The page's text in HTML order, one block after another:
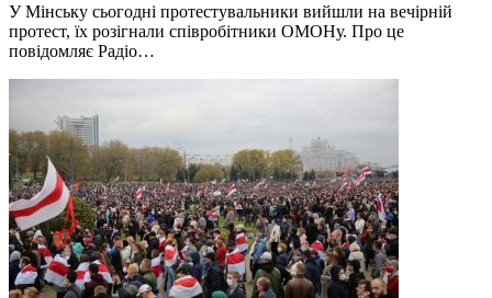
У Мінську сьогодні протестувальники вийшли на вечірній
протест, їх розігнали співробітники ОМОНу. Про це
повідомляє Радіо…